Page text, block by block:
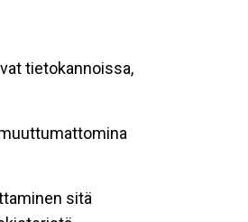
tietokannoissa,
sitä